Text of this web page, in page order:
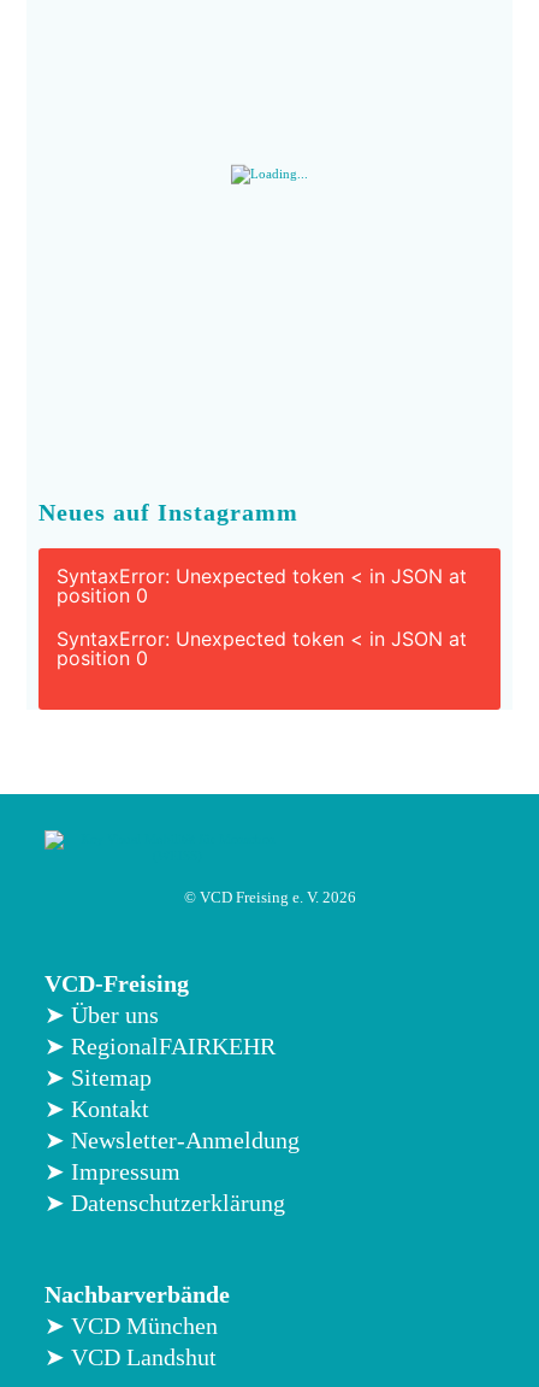
Neues auf Instagramm
SyntaxError: Unexpected token < in JSON at
position 0
SyntaxError: Unexpected token < in JSON at
position 0
© VCD Freising e. V. 2026
VCD-Freising
➤ Über uns
➤ RegionalFAIRKEHR
➤ Sitemap
➤ Kontakt
➤ Newsletter-Anmeldung
➤ Impressum
➤ Datenschutzerklärung
Nachbarverbände
➤ VCD München
➤ VCD Landshut